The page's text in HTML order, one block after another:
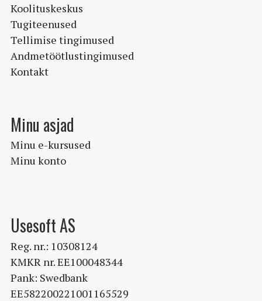
Koolituskeskus
Tugiteenused
Tellimise tingimused
Andmetöötlustingimused
Kontakt
Minu asjad
Minu e-kursused
Minu konto
Usesoft AS
Reg. nr.: 10308124
KMKR nr. EE100048344
Pank: Swedbank
EE582200221001165529